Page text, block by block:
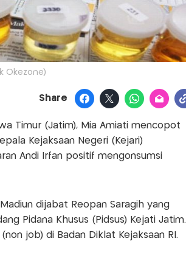
Okezone)
Share
Timur (Jatim), Mia Amiati mencopot
Kejaksaan Negeri (Kejari)
Andi Irfan positif mengonsumsi
dijabat Reopan Saragih yang
Pidana Khusus (Pidsus) Kejati Jatim.
job) di Badan Diklat Kejaksaan RI.